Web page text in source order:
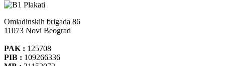
Omladinskih brigada 86
11073 Novi Beograd
PAK : 125708
PIB : 109266336